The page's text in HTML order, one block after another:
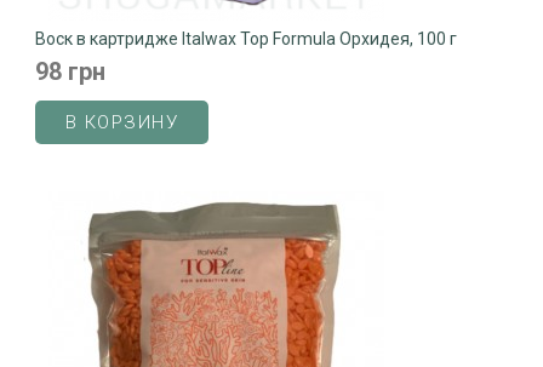
Воск в картридже Italwax Top Formula Орхидея, 100 г
98 грн
В КОРЗИНУ